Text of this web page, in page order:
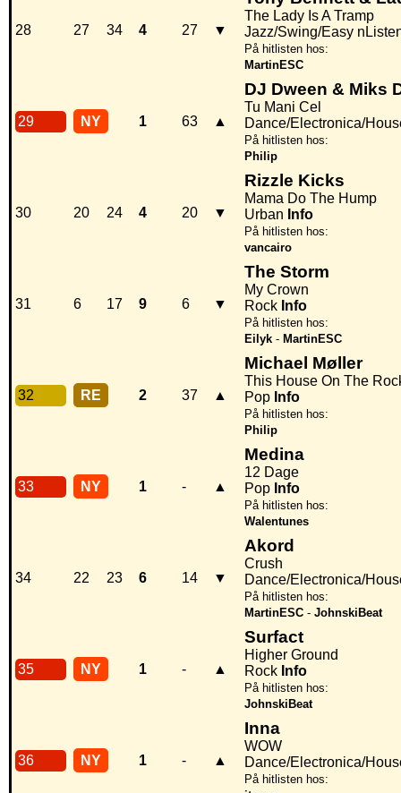
28 27 34 4 27 ▼
The Lady Is A Tramp
Jazz/Swing/Easy
På hitlisten hos:
MartinESC
29 NY 1 63 ▲
DJ Dween & Miks
Tu Mani Cel
Dance/Electronica/
På hitlisten hos:
Philip
30 20 24 4 20 ▼
Rizzle Kicks
Mama Do The Hump
Urban Info
På hitlisten hos:
vancairo
31 6 17 9 6 ▼
The Storm
My Crown
Rock Info
På hitlisten hos:
Eilyk - MartinESC
32 RE 2 37 ▲
Michael Møller
This House On The
Pop Info
På hitlisten hos:
Philip
33 NY 1 - ▲
Medina
12 Dage
Pop Info
På hitlisten hos:
Walentunes
34 22 23 6 14 ▼
Akord
Crush
Dance/Electronica/
På hitlisten hos:
MartinESC - JohnskiBeat
35 NY 1 - ▲
Surfact
Higher Ground
Rock Info
På hitlisten hos:
JohnskiBeat
36 NY 1 - ▲
Inna
WOW
Dance/Electronica/
På hitlisten hos: